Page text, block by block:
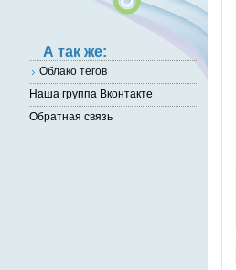
А так же:
Облако тегов
Наша группа Вконтакте
Обратная связь